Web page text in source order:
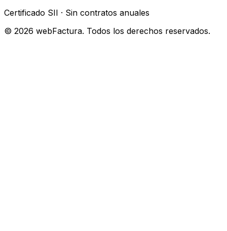
Certificado SII · Sin contratos anuales
© 2026 webFactura. Todos los derechos reservados.